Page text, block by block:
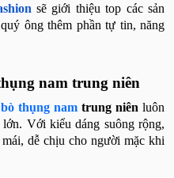
sẽ giới thiệu top các sản
ông thêm phần tự tin, năng
nam trung niên
thụng nam trung niên luôn
Với kiểu dáng suông rộng,
dễ chịu cho người mặc khi